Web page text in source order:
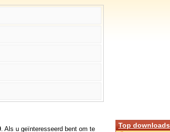
. Als u geïnteresseerd bent om te
Top downloads